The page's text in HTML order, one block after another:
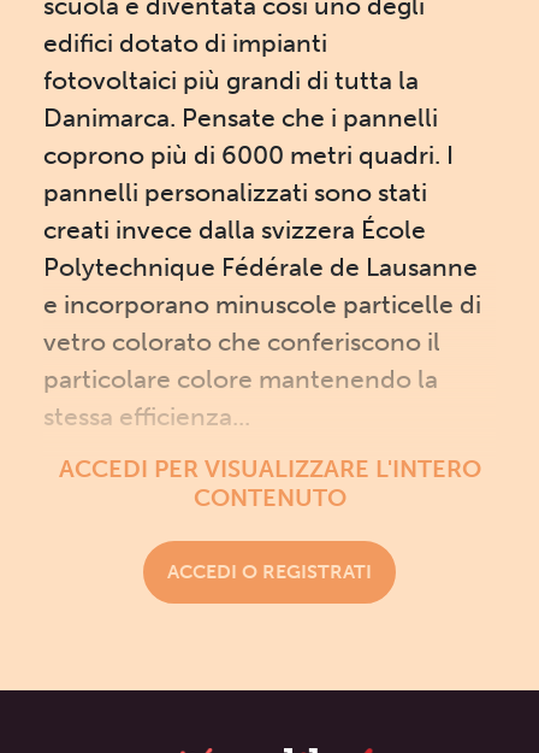
edifici dotato di impianti
fotovoltaici più grandi di tutta la
Danimarca. Pensate che i pannelli
coprono più di 6000 metri quadri. I
pannelli personalizzati sono stati
creati invece dalla svizzera École
Polytechnique Fédérale de Lausanne
e incorporano minuscole particelle di
vetro colorato che conferiscono il
particolare colore mantenendo la
stessa efficienza...
ACCEDI PER VISUALIZZARE L'INTERO
CONTENUTO
ACCEDI O REGISTRATI